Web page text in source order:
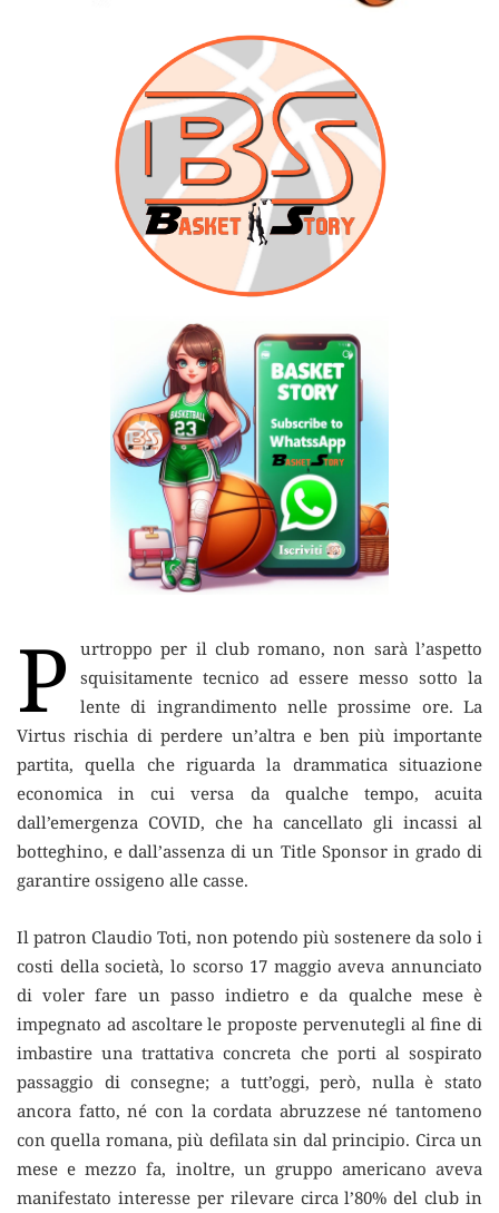
P
urtroppo per il club romano, non sarà l’aspetto
squisitamente tecnico ad essere messo sotto la
lente di ingrandimento nelle prossime ore. La
Virtus rischia di perdere un’altra e ben più importante
partita, quella che riguarda la drammatica situazione
economica in cui versa da qualche tempo, acuita
dall’emergenza COVID, che ha cancellato gli incassi al
botteghino, e dall’assenza di un Title Sponsor in grado di
garantire ossigeno alle casse.
Il patron Claudio Toti, non potendo più sostenere da solo i
costi della società, lo scorso 17 maggio aveva annunciato
di voler fare un passo indietro e da qualche mese è
impegnato ad ascoltare le proposte pervenutegli al fine di
imbastire una trattativa concreta che porti al sospirato
passaggio di consegne; a tutt’oggi, però, nulla è stato
ancora fatto, né con la cordata abruzzese né tantomeno
con quella romana, più defilata sin dal principio. Circa un
mese e mezzo fa, inoltre, un gruppo americano aveva
manifestato interesse per rilevare circa l’80% del club in